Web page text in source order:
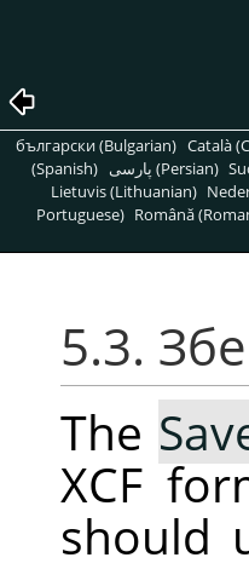
български (Bulgarian) Català
(Spanish)
پارسی (Persian)
Lietuvis (Lithuanian)
Portuguese) Română
5.3.
The
XCF
should